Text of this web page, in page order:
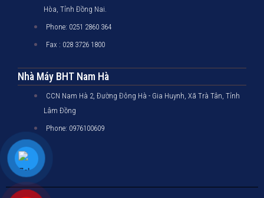
Hòa, Tỉnh Đồng Nai.
Phone: 0251 2860 364
Fax : 028 3726 1800
Nhà Máy BHT Nam Hà
CCN Nam Hà 2, Đường Đông Hà - Gia Huynh, Xã Trà Tân, Tỉnh
Lâm Đồng
Phone: 0976100609